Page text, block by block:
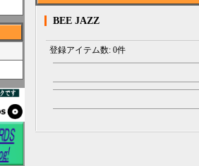
BEE JAZZ
登録アイテム数: 0件